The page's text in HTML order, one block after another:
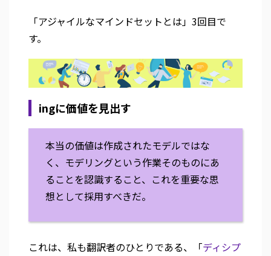
「アジャイルなマインドセットとは」3回目で
す。
ingに価値を見出す
本当の価値は作成されたモデルではな
く、モデリングという作業そのものにあ
ることを認識すること、これを重要な思
想として採用すべきだ。
これは、私も翻訳者のひとりである、「ディシプ